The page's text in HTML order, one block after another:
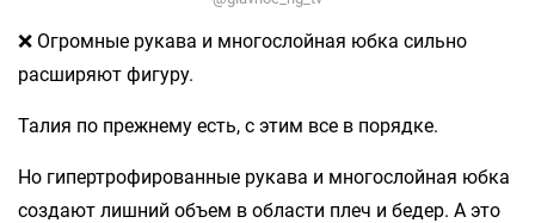
❌ Огромные рукава и многослойная юбка сильно
расширяют фигуру.
Талия по прежнему есть, с этим все в порядке.
Но гипертрофированные рукава и многослойная юбка
создают лишний объем в области плеч и бедер. А это